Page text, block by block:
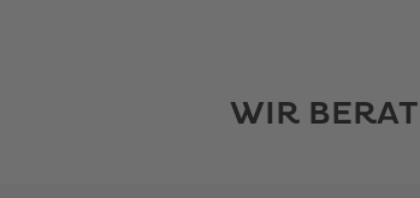
WIR